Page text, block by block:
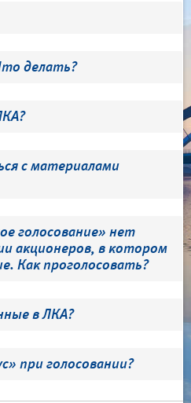
делать?
с материалами
голосование» нет
акционеров, в котором
Как проголосовать?
в ЛКА?
при голосовании?